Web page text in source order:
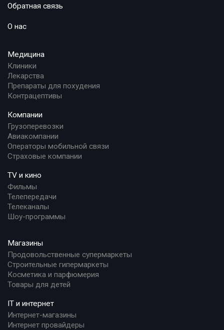
Обратная связь
О нас
Медицина
Клиники
Лекарства
Препараты для похудения
Контрацептивы
Компании
Грузоперевозки
Авиакомпании
Операторы мобильной связи
Страховые компании
TV и кино
Фильмы
Телепередачи
Телеканалы
Шоу-программы
Магазины
Продовольственные супермаркеты
Строительные гипермаркеты
Косметика и парфюмерия
Товары для детей
IT и интернет
Интернет-магазины
Интернет провайдеры